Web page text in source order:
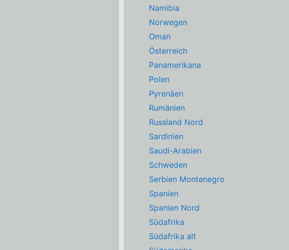
Namibia
Norwegen
Oman
Österreich
Panamerikana
Polen
Pyrenäen
Rumänien
Russland Nord
Sardinien
Saudi-Arabien
Schweden
Serbien Montenegro
Spanien
Spanien Nord
Südafrika
Südafrika alt